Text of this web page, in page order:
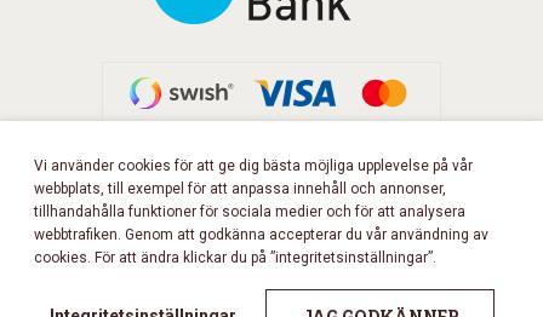
FÖLJ OSS PÅ FACEBOOK!
Vi använder cookies för att ge dig bästa möjliga upplevelse på vår
webbplats, till exempel för att anpassa innehåll och annonser,
tillhandahålla funktioner för sociala medier och för att analysera
webbtrafiken. Genom att godkänna accepterar du vår användning av
cookies. För att ändra klickar du på ”integritetsinställningar”.